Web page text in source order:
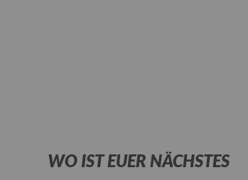
WO IST EUER NÄCHSTES